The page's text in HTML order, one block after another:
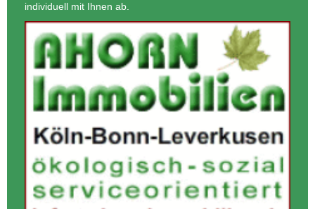
individuell mit Ihnen ab.